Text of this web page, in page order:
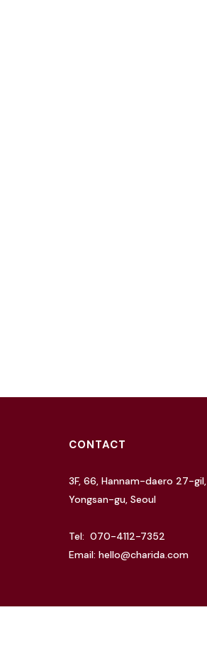
CONTACT
3F, 66, Hannam-daero 27-gil,
Yongsan-gu, Seoul
Tel: 070-4112-7352
Email: hello@charida.com